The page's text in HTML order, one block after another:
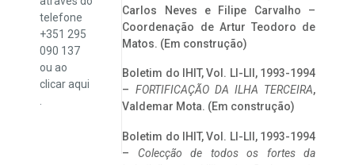
telefone
+351 295
090 137
ou ao
clicaraqui
Carlos Neves e Filipe Carvalho –
Coordenação de Artur Teodoro de
Matos. (Em construção)
Boletim do IHIT, Vol. LI-LII, 1993-1994
– FORTIFICAÇÃO DA ILHA TERCEIRA,
Valdemar Mota. (Em construção)
Boletim do IHIT, Vol. LI-LII, 1993-1994
– Colecção de todos os fortes da